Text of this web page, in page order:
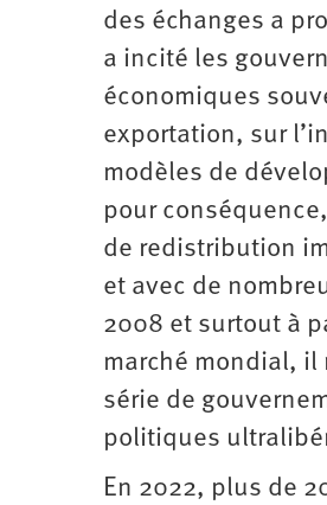
des échanges a
a incité les
économiques
exportation, sur
modèles de
pour
de redistribution
et avec de
2008 et surtout à
marché mondial, il
série de
politiques
En 2022, plus de